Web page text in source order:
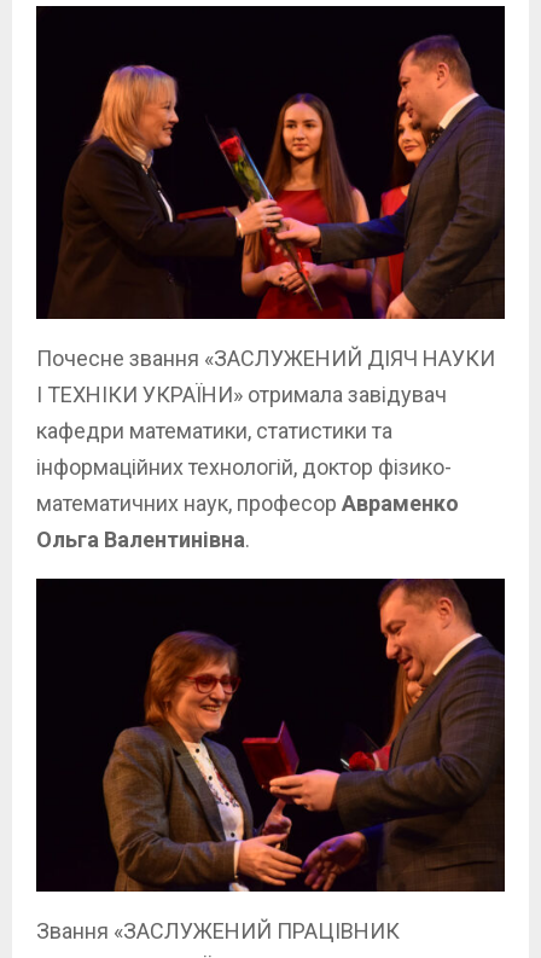
Почесне звання «ЗАСЛУЖЕНИЙ ДІЯЧ НАУКИ
І ТЕХНІКИ УКРАЇНИ» отримала завідувач
кафедри математики, статистики та
інформаційних технологій, доктор фізико-
математичних наук, професор Авраменко
Ольга Валентинівна.
Звання «ЗАСЛУЖЕНИЙ ПРАЦІВНИК